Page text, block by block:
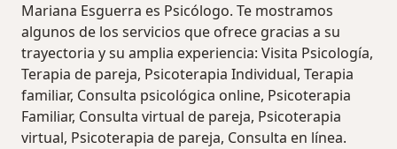
Mariana Esguerra es Psicólogo. Te mostramos
algunos de los servicios que ofrece gracias a su
trayectoria y su amplia experiencia: Visita Psicología,
Terapia de pareja, Psicoterapia Individual, Terapia
familiar, Consulta psicológica online, Psicoterapia
Familiar, Consulta virtual de pareja, Psicoterapia
virtual, Psicoterapia de pareja, Consulta en línea.